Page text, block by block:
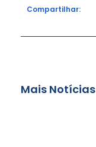
Compartilhar:
Mais Notícias